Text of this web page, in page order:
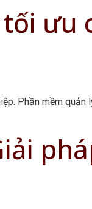
ưu
Phần mềm